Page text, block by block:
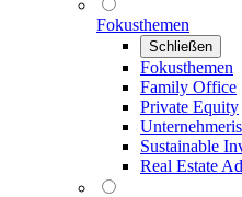
Fokusthemen
Schließen
Fokusthemen
Family Office
Private Equity
Sustainable
Real Estate